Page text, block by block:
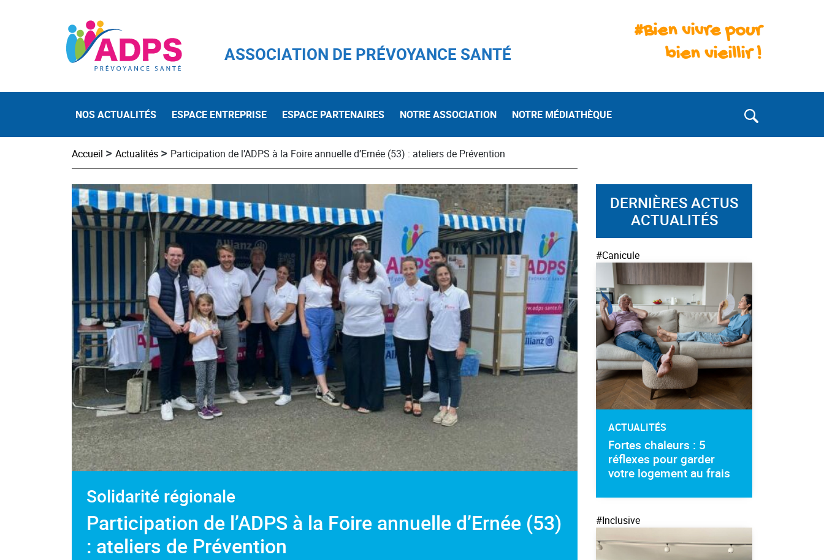
ASSOCIATION DE PRÉVOYANCE SANTÉ
#Bien vivre pour
bien vieillir !
NOS ACTUALITÉS ESPACE ENTREPRISE ESPACE PARTENAIRES NOTRE ASSOCIATION NOTRE MÉDIATHÈQUE
Accueil > Actualités > Participation de l’ADPS à la Foire annuelle d’Ernée (53) : ateliers de Prévention
Solidarité régionale
Participation de l’ADPS à la Foire annuelle d’Ernée (53)
: ateliers de Prévention
DERNIÈRES ACTUS
ACTUALITÉS
#Canicule
ACTUALITÉS
Fortes chaleurs : 5
réflexes pour garder
votre logement au frais
#Inclusive